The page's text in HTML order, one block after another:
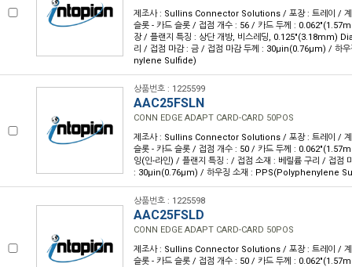
제조사 : Sullins Connector Solutions / 포장 : 트레이 / 계
슬롯 - 카드 슬롯 / 접점 개수 : 56 / 카드 두께 :
장 / 플랜지 특징 : 상단 개방, 비스레딩, 0.125"(3.18mm)
리 / 접점 마감 : 금 / 접점 마감 두께 : 30µin(0.76µm) / 하
nylene Sulfide)
상품번호 : 1225599
AAC25FSLN
CONN EDGE ADAPT CARD-CARD 50POS
제조사 : Sullins Connector Solutions / 포장 : 트레이 / 계
슬롯 - 카드 슬롯 / 접점 개수 : 50 / 카드 두께 :
잉(인-라인) / 플랜지 특징 : / 접점 소재 : 베릴륨 구리 / 접점
: 30µin(0.76µm) / 하우징 소재 : PPS(Polyphenylene
상품번호 : 1225598
AAC25FSLD
CONN EDGE ADAPT CARD-CARD 50POS
제조사 : Sullins Connector Solutions / 포장 : 트레이 / 계
슬롯 - 카드 슬롯 / 접점 개수 : 50 / 카드 두께 :